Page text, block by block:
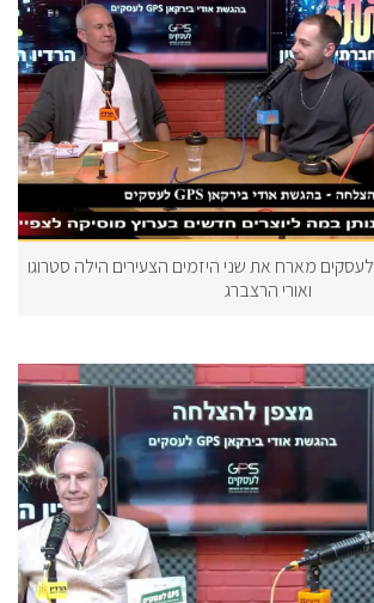
אודי בירקאן מ GPS לעסקים מארח את שני היזמים הצעירים הילה סטרוגו
ואורי הרצברג